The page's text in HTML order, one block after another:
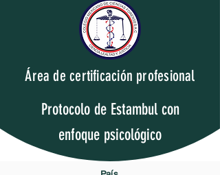
Área de certificación profesional
Protocolo de Estambul con
enfoque psicológico